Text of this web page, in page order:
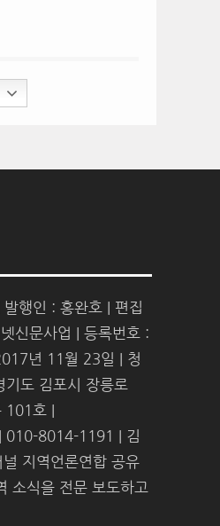
발행인 : 홍완호 | 편집
신문사업 | 등록번호 :
년 11월 23일 | 청
도 김포시 장릉로
호 |
010-8014-1191 | 김
지역언론연합 공유
소식을 전문 보도하고